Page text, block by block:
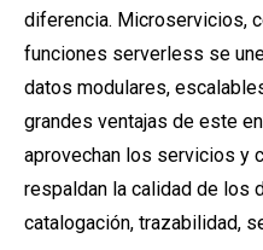
diferencia. Microservicios,
funciones serverless se
datos modulares,
grandes ventajas de este
aprovechan los servicios y
respaldan la calidad de los
catalogación, trazabilidad,